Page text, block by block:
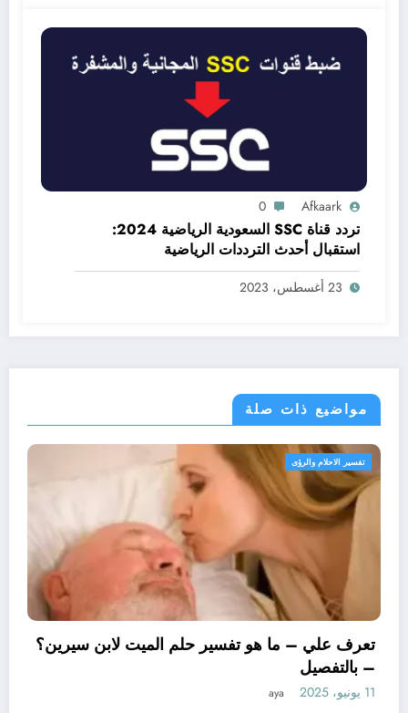
Afkaark
0
تردد قناة SSC السعودية الرياضية 2024:
استقبال أحدث الترددات الرياضية
23 أغسطس، 2023
مواضيع ذات صلة
تفسير الاحلام والرؤى
علي – ما هو تأويل ابن سيرين لتفسير حلم